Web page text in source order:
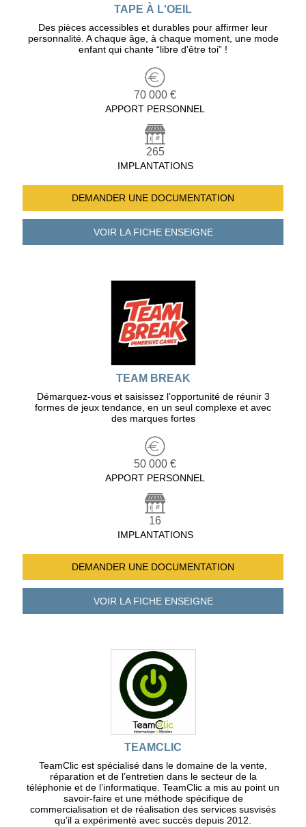
TAPE À L'OEIL
Des pièces accessibles et durables pour affirmer leur
personnalité. A chaque âge, à chaque moment, une mode
enfant qui chante “libre d’être toi” !
70 000 €
APPORT PERSONNEL
265
IMPLANTATIONS
DEMANDER UNE DOCUMENTATION
VOIR LA FICHEENSEIGNE
TEAM BREAK
Démarquez-vous et saisissez l’opportunité de réunir 3
formes de jeux tendance, en un seul complexe et avec
des marques fortes
50 000 €
APPORT PERSONNEL
16
IMPLANTATIONS
DEMANDER UNE DOCUMENTATION
VOIR LA FICHEENSEIGNE
TEAMCLIC
TeamClic est spécialisé dans le domaine de la vente,
réparation et de l’entretien dans le secteur de la
téléphonie et de l’informatique. TeamClic a mis au point un
savoir-faire et une méthode spécifique de
commercialisation et de réalisation des services susvisés
qu’il a expérimenté avec succès depuis 2012.